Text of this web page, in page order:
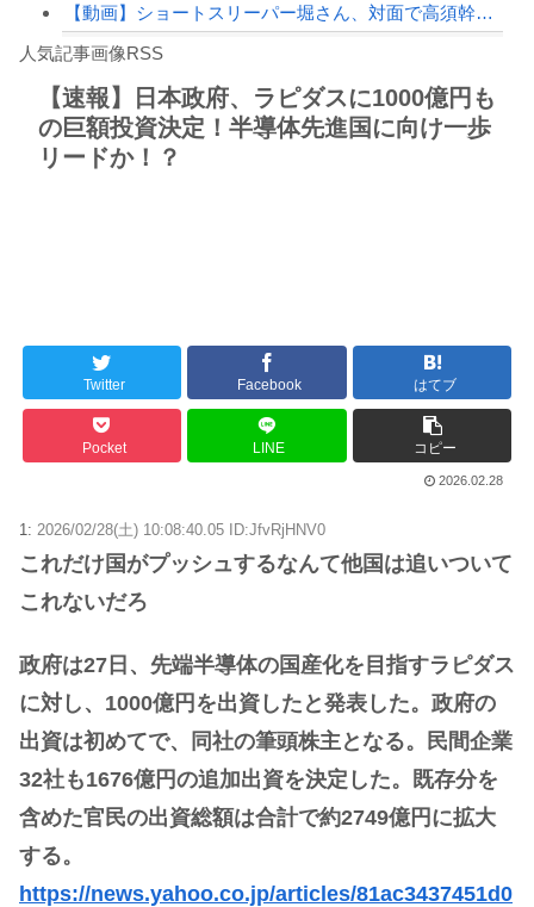
Powered by livedoor 相互RSS
【動画】ショートスリーパー堀さん、対面で高須幹弥にキレる ← 睡眠は大事だと話題
白石「あ、あきら様……？」あきら「……白石」
8/4のニュース
Powered by livedoor 相互RSS
人気記事画像RSS
【速報】日本政府、ラピダスに1000億円も
の巨額投資決定！半導体先進国に向け一歩
リードか！？
Twitter Facebook はてブ
Pocket LINE コピー
2026.02.28
1: 2026/02/28(土) 10:08:40.05 ID:JfvRjHNV0
これだけ国がプッシュするなんて他国は追いついて
これないだろ
政府は27日、先端半導体の国産化を目指すラピダス
に対し、1000億円を出資したと発表した。政府の
出資は初めてで、同社の筆頭株主となる。民間企業
32社も1676億円の追加出資を決定した。既存分を
含めた官民の出資総額は合計で約2749億円に拡大
する。
https://news.yahoo.co.jp/articles/81ac3437451d0